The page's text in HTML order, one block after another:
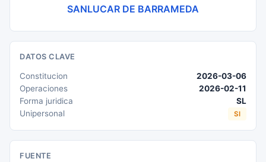
SANLUCAR DE BARRAMEDA
DATOS CLAVE
Constitucion
2026-03-06
Operaciones
2026-02-11
Forma juridica
SL
Unipersonal
SI
FUENTE